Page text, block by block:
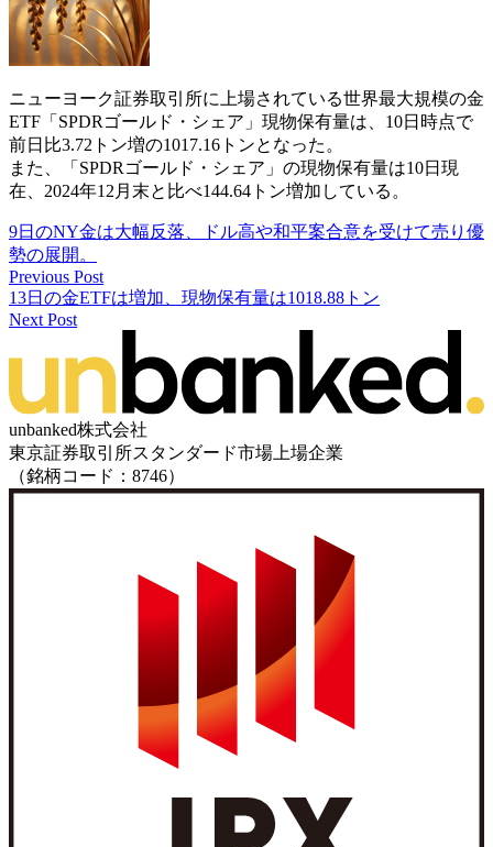
ニューヨーク証券取引所に上場されている世界最大規模の金
ETF「SPDRゴールド・シェア」現物保有量は、10日時点で
前日比3.72トン増の1017.16トンとなった。
また、「SPDRゴールド・シェア」の現物保有量は10日現
在、2024年12月末と比べ144.64トン増加している。
9日のNY金は大幅反落、ドル高や和平案合意を受けて売り優
勢の展開。
Previous Post
13日の金ETFは増加、現物保有量は1018.88トン
Next Post
unbanked株式会社
東京証券取引所スタンダード市場上場企業
（銘柄コード：8746）